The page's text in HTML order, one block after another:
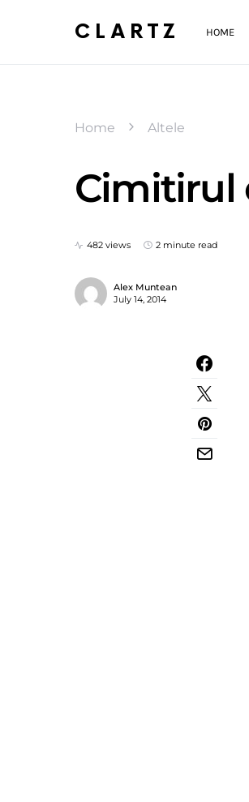
CLARTZ HOME
Home Altele
Cimitirul
482 views 2 minute read
Alex Muntean
July 14, 2014